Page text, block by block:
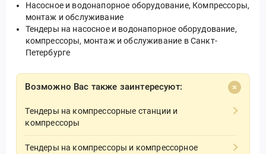
Насосное и водонапорное оборудование, Компрессоры,
монтаж и обслуживание
Тендеры на насосное и водонапорное оборудование,
компрессоры, монтаж и обслуживание в Санкт-
Петербурге
Возможно Вас также заинтересуют:
Тендеры на компрессорные станции и
компрессоры
Тендеры на компрессоры и компрессорное